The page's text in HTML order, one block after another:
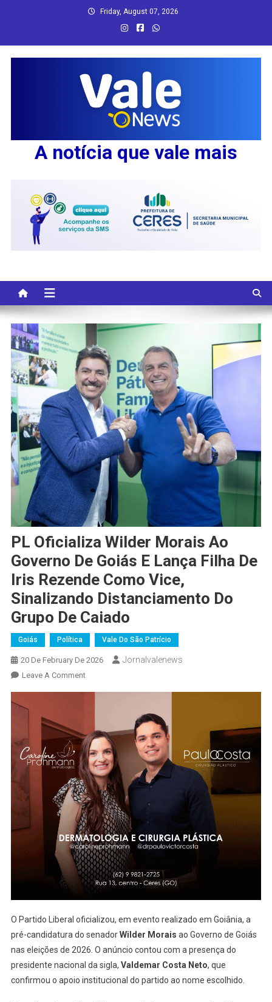
Friday, August 07, 2026
A notícia que vale mais
PL Oficializa Wilder Morais Ao
Governo De Goiás E Lança Filha De
Iris Rezende Como Vice,
Sinalizando Distanciamento Do
Grupo De Caiado
Goiás Política Vale Do São Patrício
20 De February De 2026 Jornalvalenews
Leave A CommentOn
Morais
Ao
Governo
De
Goiás
E
Lança
Filha
De
Iris
Rezende
Como
Vice,
Distanciamento
Do
Grupo
De
Caiado
O Partido Liberal oficializou, em evento realizado em Goiânia, a
pré-candidatura do senadorWilder Morais ao Governo de Goiás
nas eleições de 2026. O anúncio contou com a presença do
presidente nacional da sigla, Valdemar Costa Neto, que
confirmou o apoio institucional do partido ao nome escolhido.